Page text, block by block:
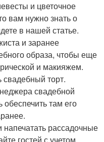
и цветочное
вам нужно знать о
в нашей статье.
и заранее
образа, чтобы еще
и макияжем.
свадебный торт.
свадебной
там его
напечатать рассадочные